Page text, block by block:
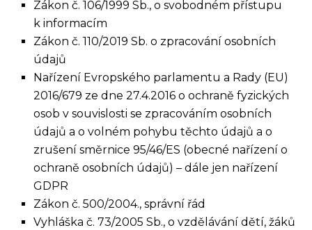
Zákon č. 106/1999 Sb., o svobodném přístupu
k informacím
Zákon č. 110/2019 Sb. o zpracování osobních
údajů
Nařízení Evropského parlamentu a Rady (EU)
2016/679 ze dne 27.4.2016 o ochraně fyzických
osob v souvislosti se zpracováním osobních
údajů a o volném pohybu těchto údajů a o
zrušení směrnice 95/46/ES (obecné nařízení o
ochraně osobních údajů) – dále jen nařízení
GDPR
Zákon č. 500/2004., správní řád
Vyhláška č. 73/2005 Sb., o vzdělávání dětí, žáků